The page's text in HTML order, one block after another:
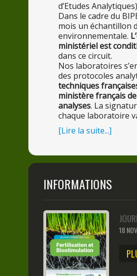
d’Etudes
Dans le cadre du
mois un échantillon
environnementale.
ministériel est
dans ce circuit.
Nos laboratoires
des protocoles
techniques
ministère français
analyses. La
chaque laboratoire
[Lire la suite...]
INFORMATIONS
18